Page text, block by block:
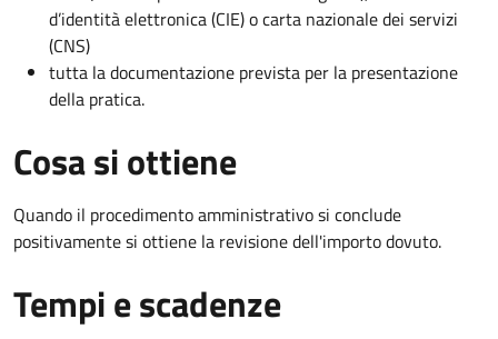
d’identità elettronica (CIE) o carta nazionale dei servizi
(CNS)
tutta la documentazione prevista per la presentazione
della pratica.
Cosa si ottiene
Quando il procedimento amministrativo si conclude
positivamente si ottiene la revisione dell'importo dovuto.
Tempi e scadenze